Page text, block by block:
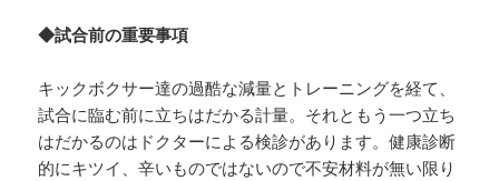
◆試合前の重要事項
キックボクサー達の過酷な減量とトレーニングを経て、
試合に臨む前に立ちはだかる計量。それともう一つ立ち
はだかるのはドクターによる検診があります。健康診断
的にキツイ、辛いものではないので不安材料が無い限り